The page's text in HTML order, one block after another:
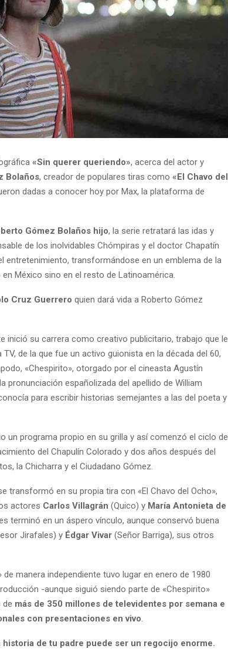
«Sin querer queriendo», acerca del actor y
Bolaños, creador de populares tiras como «El Chavo del
dadas a conocer hoy por Max, la plataforma de
Gómez Bolaños hijo, la serie retratará las idas y
de los inolvidables Chómpiras y el doctor Chapatín
entretenimiento, transformándose en un emblema de la
México sino en el resto de Latinoamérica.
Cruz Guerrero quien dará vida a Roberto Gómez
inició su carrera como creativo publicitario, trabajo que le
de la que fue un activo guionista en la década del 60,
«Chespirito», otorgado por el cineasta Agustín
pronunciación españolizada del apellido de William
para escribir historias semejantes a las del poeta y
un programa propio en su grilla y así comenzó el ciclo de
del Chapulín Colorado y dos años después del
la Chicharra y el Ciudadano Gómez.
transformó en su propia tira con «El Chavo del Ocho»,
actores Carlos Villagrán (Quico) y María Antonieta de
terminó en un áspero vínculo, aunque conservó buena
Jirafales) y Édgar Vivar (Señor Barriga), sus otros
manera independiente tuvo lugar en enero de 1980
-aunque siguió siendo parte de «Chespirito»
de más de 350 millones de televidentes por semana e
con presentaciones en vivo.
de tu padre puede ser un regocijo enorme.